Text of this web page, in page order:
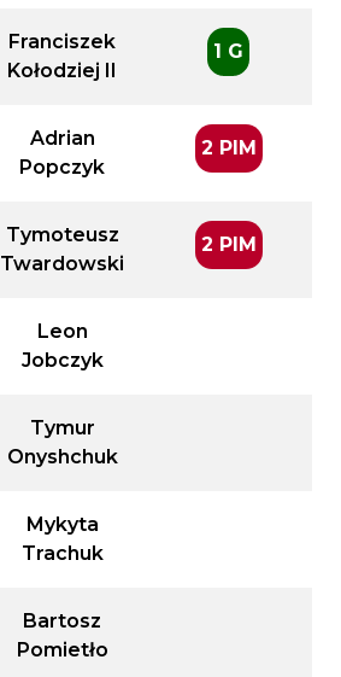
Franciszek
Kołodziej II
1 G
Adrian
Popczyk
2 PIM
Tymoteusz
Twardowski
2 PIM
Leon
Jobczyk
Tymur
Onyshchuk
Mykyta
Trachuk
Bartosz
Pomietło